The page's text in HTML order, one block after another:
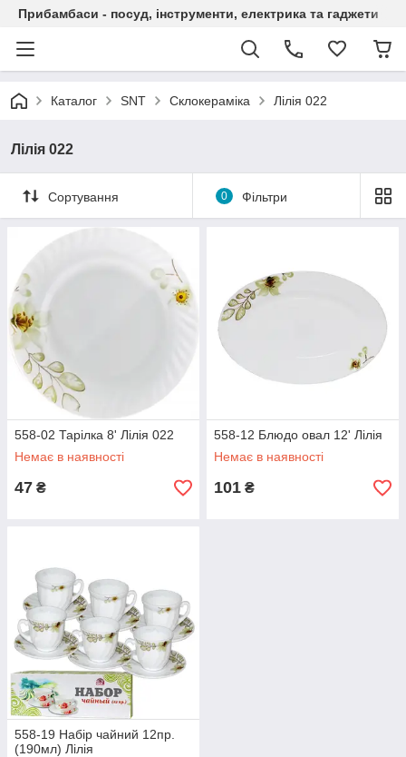
Прибамбаси - посуд, інструменти, електрика та гаджети
Каталог SNT Склокераміка Лілія 022
Лілія 022
Сортування 0 Фільтри
558-02 Тарілка 8' Лілія 022
Немає в наявності
47 ₴
558-12 Блюдо овал 12' Лілія
Немає в наявності
101 ₴
558-19 Набір чайний 12пр.
(190мл) Лілія